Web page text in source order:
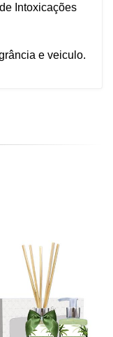
Intoxicações
e veiculo.